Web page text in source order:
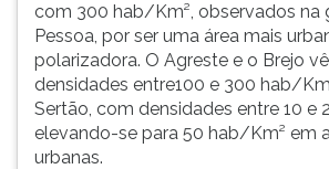
com 300 hab/Km², observados na
Pessoa, por ser uma área mais
polarizadora. O Agreste e o Brejo
densidades entre100 e 300 hab/
Sertão, com densidades entre 10 e
elevando-se para 50 hab/Km² em
urbanas.